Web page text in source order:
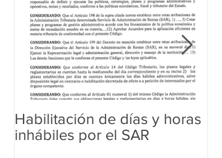
Habilitación de días y horas
inhábiles por el SAR